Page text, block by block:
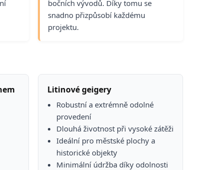
bočních vývodů. Díky tomu se
snadno přizpůsobí každému
projektu.
Litinové geigery
Robustní a extrémně odolné
provedení
Dlouhá životnost při vysoké zátěži
Ideální pro městské plochy a
historické objekty
Minimální údržba díky odolnosti